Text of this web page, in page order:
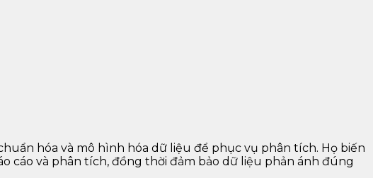
hóa và mô hình hóa dữ liệu để phục vụ phân tích. Họ biến
cáo và phân tích, đồng thời đảm bảo dữ liệu phản ánh đúng